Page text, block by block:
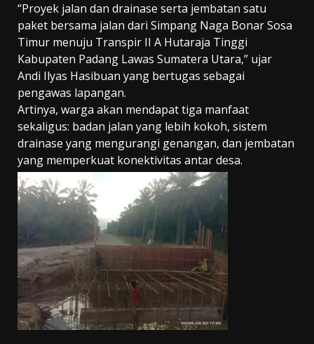
“Proyek jalan dan drainase serta jembatan satu
paket bersama jalan dari Simpang Naga Bonar Sosa
Timur menuju Transpir II A Hutaraja Tinggi
Kabupaten Padang Lawas Sumatera Utara,” ujar
Andi Ilyas Hasibuan yang bertugas sebagai
pengawas lapangan.
Artinya, warga akan mendapat tiga manfaat
sekaligus: badan jalan yang lebih kokoh, sistem
drainase yang mengurangi genangan, dan jembatan
yang memperkuat konektivitas antar desa.